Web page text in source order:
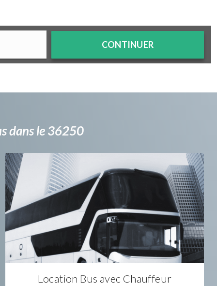
CONTINUER
dans le 36250
Location Bus avec Chauffeur